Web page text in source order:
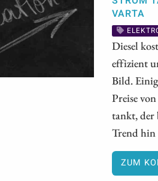
VARTA
Diesel
effizient
Bild.
Preise
tankt, der
Trend hin
ZUM